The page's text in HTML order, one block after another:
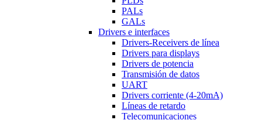
PALs
GALs
Drivers e interfaces
Drivers-Receivers de línea
Drivers para displays
Drivers de potencia
Transmisión de datos
UART
Drivers corriente (4-20mA)
Líneas de retardo
Telecomunicaciones